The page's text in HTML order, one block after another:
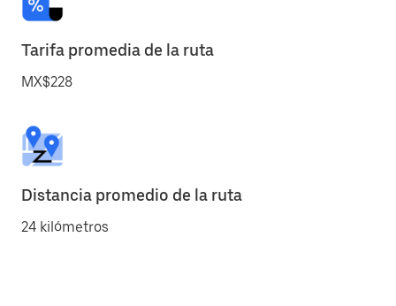
Tarifa promedia de la ruta
MX$228
Distancia promedio de la ruta
24 kilómetros